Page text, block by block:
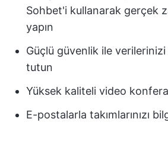
Sohbet'i kullanarak gerçek
yapın
Güçlü güvenlik ile
tutun
Yüksek kaliteli video
E-postalarla takımlarınızı